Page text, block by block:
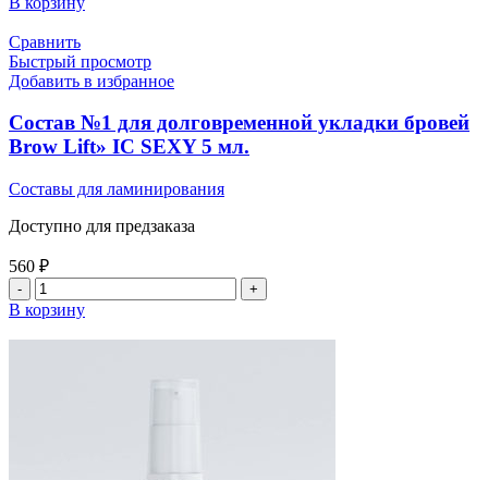
Сравнить
Быстрый просмотр
Добавить в избранное
Состав №1 для долговременной укладки бровей
Brow Lift» IC SEXY 5 мл.
Составы для ламинирования
Доступно для предзаказа
560 ₽
В корзину